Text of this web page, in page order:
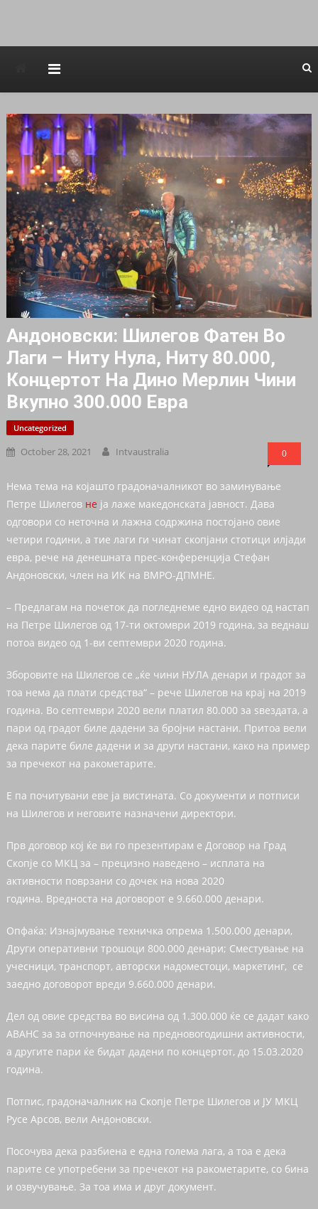
Андоновски: Шилегов Фатен Во
Лаги – Ниту Нула, Ниту 80.000,
Концертот На Дино Мерлин Чини
Вкупно 300.000 Евра
Uncategorized
October 28, 2021 Intvaustralia 0
Нема тема на којашто градоначалникот во заминување
Петре Шилегов не ја лаже македонската јавност. Дава
одговори со неточна и лажна содржина постојано овие
четири години, а тие лаги ги чинат скопјани стотици илјади
евра, рече на денешната прес-конференција Стефан
Андоновски, член на ИК на ВМРО-ДПМНЕ.
– Предлагам на почеток да погледнеме едно видео од настап
на Петре Шилегов од 17-ти октомври 2019 година, за веднаш
потоа видео од 1-ви септември 2020 година.
Зборовите на Шилегов се „ќе чини НУЛА денари и градот за
тоа нема да плати средства“ – рече Шилегов на крај на 2019
година. Во септември 2020 вели платил 80.000 за ѕвездата, а
пари од градот биле дадени за бројни настани. Притоа вели
дека парите биле дадени и за други настани, како на пример
за пречекот на ракометарите.
Е па почитувани еве ја вистината. Со документи и потписи
на Шилегов и неговите назначени директори.
Прв договор кој ќе ви го презентирам е Договор на Град
Скопје со МКЦ за – прецизно наведено – исплата на
активности поврзани со дочек на нова 2020
година. Вредноста на договорот е 9.660.000 денари.
Опфаќа: Изнајмување техничка опрема 1.500.000 денари,
Други оперативни трошоци 800.000 денари; Сместување на
учесници, транспорт, авторски надоместоци, маркетинг, се
заедно договорот вреди 9.660.000 денари.
Дел од овие средства во висина од 1.300.000 ќе се дадат како
АВАНС за за отпочнување на предновогодишни активности,
а другите пари ќе бидат дадени по концертот, до 15.03.2020
година.
Потпис, градоначалник на Скопје Петре Шилегов и ЈУ МКЦ
Русе Арсов, вели Андоновски.
Посочува дека разбиена е една голема лага, а тоа е дека
парите се употребени за пречекот на ракометарите, со бина
и озвучување. За тоа има и друг документ.